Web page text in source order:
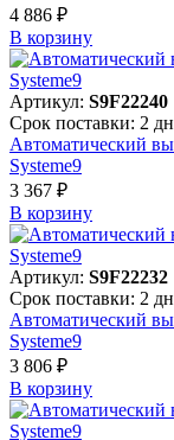
4 886 ₽
В корзинy
Артикул: S9F22240
Срок поставки: 2
Автоматический
Systeme9
3 367 ₽
В корзинy
Артикул: S9F22232
Срок поставки: 2
Автоматический
Systeme9
3 806 ₽
В корзинy